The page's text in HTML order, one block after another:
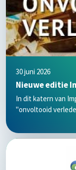
30 juni 2026
Nieuwe editie
In dit katern van
"onvoltooid